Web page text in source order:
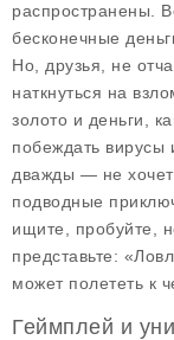
распространены.
бесконечные
Но, друзья, не
наткнуться на
золото и деньги,
побеждать
дважды — не
подводные
ищите, пробуйте,
представьте:
может полететь к
Геймплей и